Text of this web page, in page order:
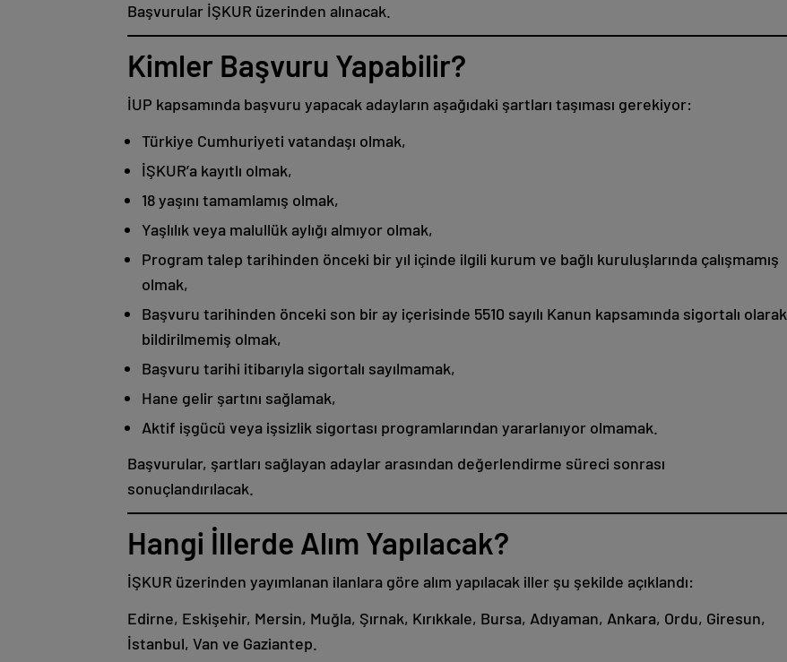
Başvurular İŞKUR üzerinden alınacak.
Kimler Başvuru Yapabilir?
İUP kapsamında başvuru yapacak adayların aşağıdaki şartları taşıması gerekiyor:
Türkiye Cumhuriyeti vatandaşı olmak,
İŞKUR’a kayıtlı olmak,
18 yaşını tamamlamış olmak,
Yaşlılık veya malullük aylığı almıyor olmak,
Program talep tarihinden önceki bir yıl içinde ilgili kurum ve bağlı kuruluşlarında çalışmamış
olmak,
Başvuru tarihinden önceki son bir ay içerisinde 5510 sayılı Kanun kapsamında sigortalı olarak
bildirilmemiş olmak,
Başvuru tarihi itibarıyla sigortalı sayılmamak,
Hane gelir şartını sağlamak,
Aktif işgücü veya işsizlik sigortası programlarından yararlanıyor olmamak.
Başvurular, şartları sağlayan adaylar arasından değerlendirme süreci sonrası
sonuçlandırılacak.
Hangi İllerde Alım Yapılacak?
İŞKUR üzerinden yayımlanan ilanlara göre alım yapılacak iller şu şekilde açıklandı:
Edirne, Eskişehir, Mersin, Muğla, Şırnak, Kırıkkale, Bursa, Adıyaman, Ankara, Ordu, Giresun,
İstanbul, Van ve Gaziantep.